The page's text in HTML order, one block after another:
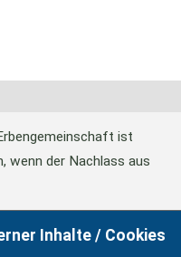
ist
wenn der Nachlass aus
aus
Inhalte / Cookies